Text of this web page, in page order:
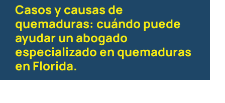
Casos y causas de
quemaduras: cuándo puede
ayudar un abogado
especializado en quemaduras
en Florida.